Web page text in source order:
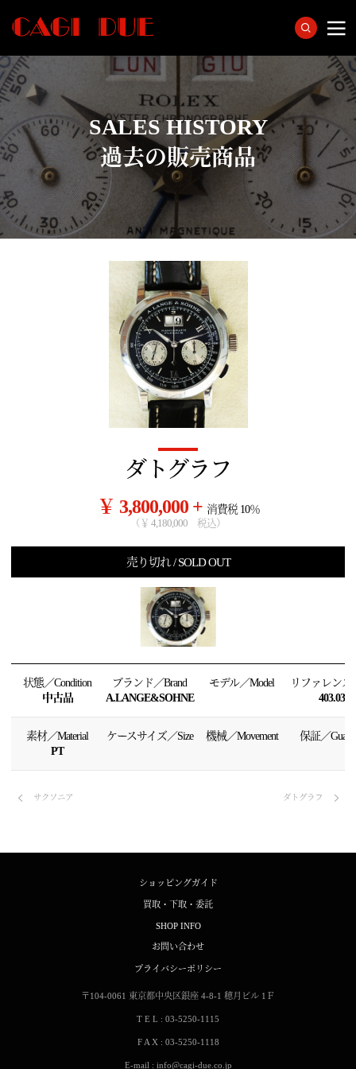
SALES HISTORY
過去の販売商品
ダトグラフ
￥ 3,800,000 + 消費税 10％
（￥ 4,180,000 税込）
売り切れ / SOLD OUT
状態／Condition
中古品
ブランド／Brand
A.LANGE&SOHNE
モデル／Model
リファレンス
403.035
素材／Material
PT
ケースサイズ／Size 機械／Movement 保証／
サクソニア ダトグラフ
ショッピングガイド
買取・下取・委託
SHOP INFO
お問い合わせ
プライバシーポリシー
〒104-0061 東京都中央区銀座 4-8-1 穂月ビル 1Ｆ
T E L : 03-5250-1115
F A X : 03-5250-1118
E-mail : info@cagi-due.co.jp